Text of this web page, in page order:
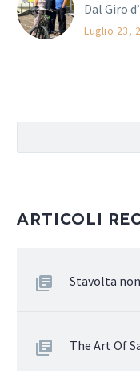
Dal Giro
Luglio 23,
ARTICOLI
Stavolta
The Art Of